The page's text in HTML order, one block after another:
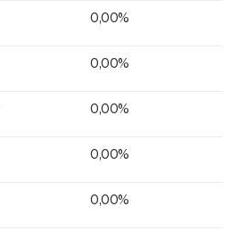
0,00%
0,00%
0,00%
0,00%
0,00%